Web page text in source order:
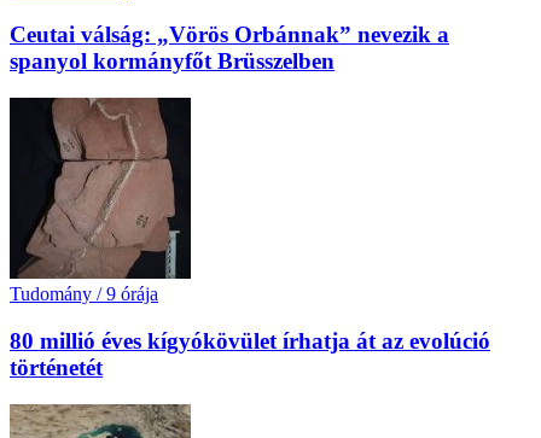
Ceutai válság: „Vörös Orbánnak” nevezik a
spanyol kormányfőt Brüsszelben
Tudomány / 9 órája
80 millió éves kígyókövület írhatja át az evolúció
történetét